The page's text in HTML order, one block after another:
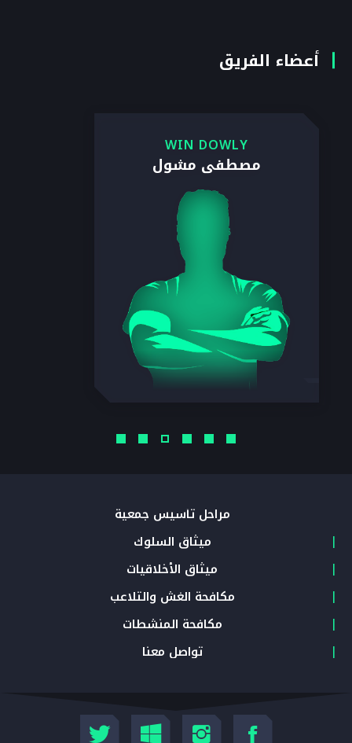
أعضاء الفريق
WIN DOWLY
مصطفى مشول
مراحل تأسيس جمعية
ميثاق السلوك
ميثاق الأخلاقيات
مكافحة الغش والتلاعب
مكافحة المنشطات
تواصل معنا